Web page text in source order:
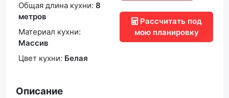
Общая длина кухни: 8
метров
Материал кухни:
Массив
Цвет кухни: Белая
Рассчитать под
мою планировку
Описание